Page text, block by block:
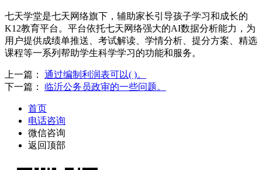
七天学堂是七天网络旗下，辅助家长引导孩子学习和成长的
K12教育平台。平台依托七天网络强大的AI数据分析能力，为
用户提供成绩单推送、考试解读、学情分析、提分方案、精选
课程等一系列帮助学生科学学习的功能和服务。
上一篇： 通过编制利润表可以( )。
下一篇： 临沂公务员政审的一些问题。
首页
电话咨询
微信咨询
返回顶部